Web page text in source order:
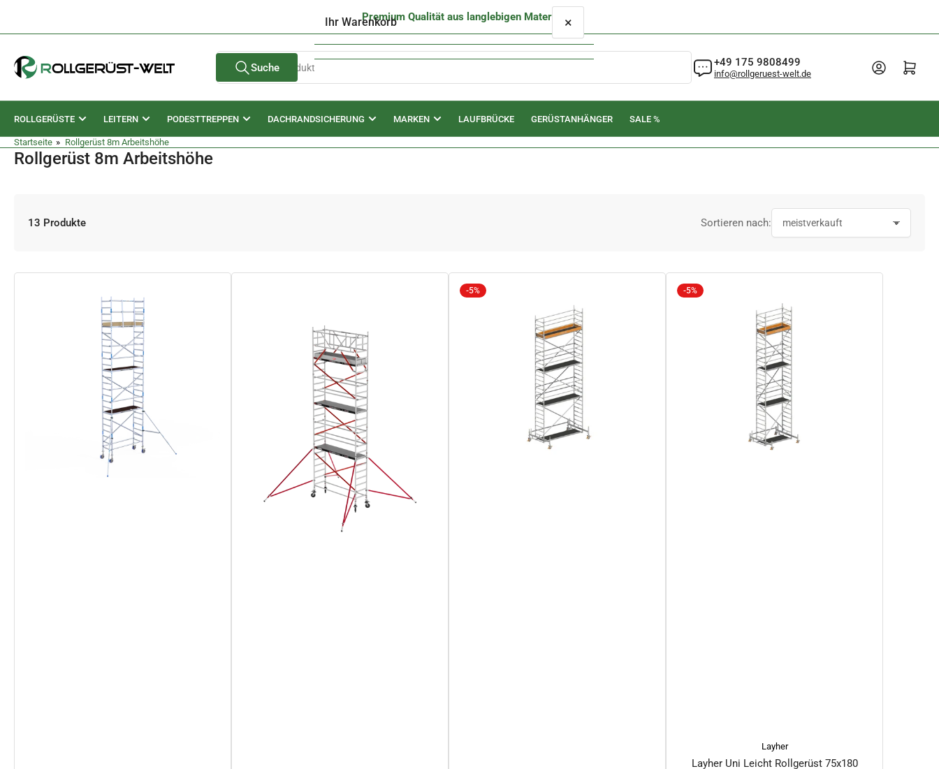
Premium Qualität aus langlebigen Materialien
Suche
nach
Produkten
Suche +49 175 9808499
info@rollgeruest-welt.de
AnmeldenMini-Warenkorb öffnen
ROLLGERÜSTE LEITERN PODESTTREPPEN DACHRANDSICHERUNG MARKEN LAUFBRÜCKE GERÜSTANHÄNGER SALE %
Startseite » Rollgerüst 8m Arbeitshöhe
Rollgerüst 8m Arbeitshöhe
Sortieren nach:
13 Produkte
-5% -5%
Layher
Layher Uni Leicht Rollgerüst 75x180
Ihr Warenkorb ×
Ihr Warenkorb ist leer